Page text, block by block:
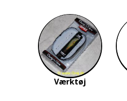
Værktøj